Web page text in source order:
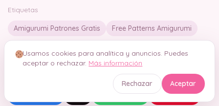
Etiquetas
Amigurumi Patrones Gratis Free Patterns Amigurumi
WhatsApp Pinterest
Usamos cookies para analítica y anuncios. Puedes
aceptar o rechazar. Más información
Rechazar Aceptar